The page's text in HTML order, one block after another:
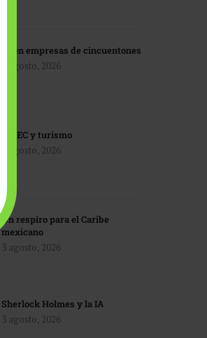
IA en empresas de cincuentones
3 agosto, 2026
TMEC y turismo
3 agosto, 2026
Un respiro para el Caribe
mexicano
3 agosto, 2026
Sherlock Holmes y la IA
3 agosto, 2026